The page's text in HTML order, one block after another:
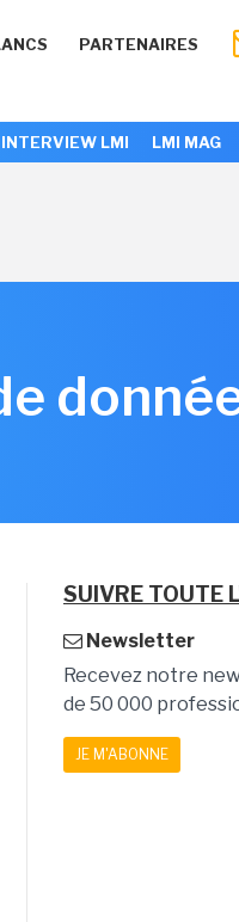
PARTENAIRES
INTERVIEW LMI LMI MAG
SUIVRE TOUTE
Newsletter
Recevez notre
de 50 000
JE M'ABONNE